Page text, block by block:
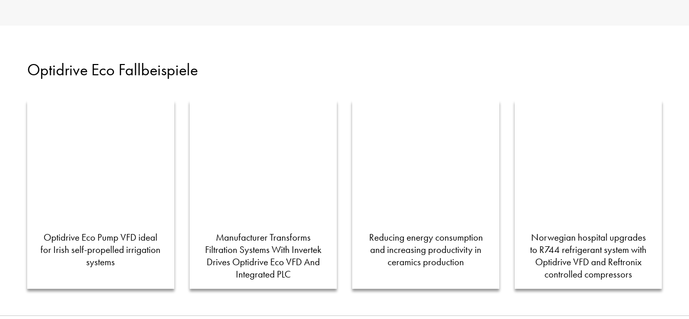
Optidrive Eco Fallbeispiele
Optidrive Eco Pump VFD ideal
for Irish self-propelled irrigation
systems
Manufacturer Transforms
Filtration Systems With Invertek
Drives Optidrive Eco VFD And
Integrated PLC
Reducing energy consumption
and increasing productivity in
ceramics production
Norwegian hospital upgrades
to R744 refrigerant system with
Optidrive VFD and Reftronix
controlled compressors